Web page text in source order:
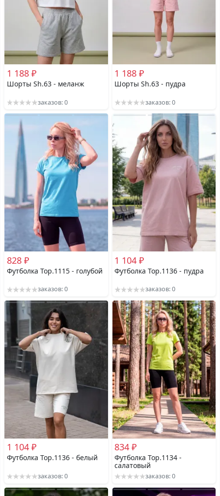
1 188 ₽
Шорты Sh.63 - меланж
заказов: 0
1 188 ₽
Шорты Sh.63 - пудра
заказов: 0
828 ₽
Футболка Top.1115 - голубой
заказов: 0
1 104 ₽
Футболка Top.1136 - пудра
заказов: 0
1 104 ₽
Футболка Top.1136 - белый
заказов: 0
834 ₽
Футболка Top.1134 -
салатовый
заказов: 0